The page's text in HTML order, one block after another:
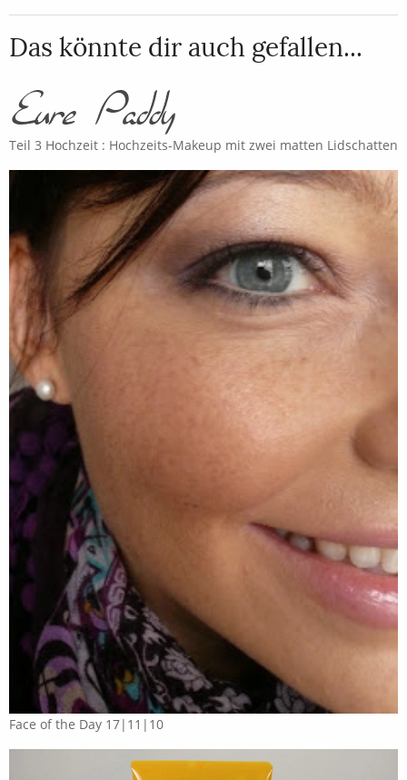
Das könnte dir auch gefallen...
Teil 3 Hochzeit : Hochzeits-Makeup mit zwei matten Lidschatten
Face of the Day 17|11|10